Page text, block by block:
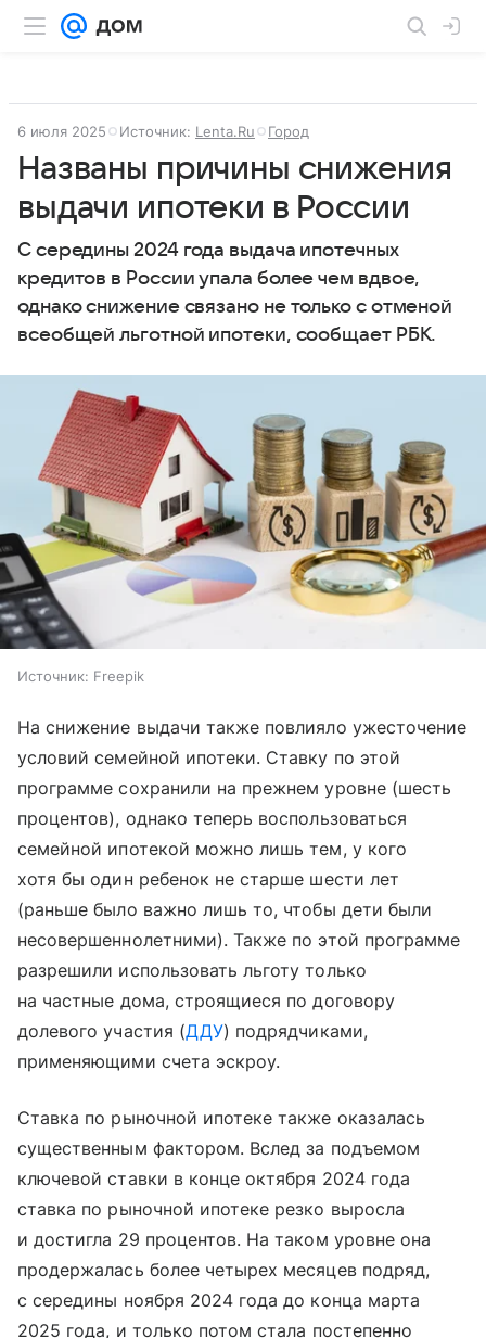
6 июля 2025 Источник: Lenta.Ru Город
Названы причины снижения
выдачи ипотеки в России
С середины 2024 года выдача ипотечных
кредитов в России упала более чем вдвое,
однако снижение связано не только с отменой
всеобщей льготной ипотеки, сообщает РБК.
Источник: Freepik
На снижение выдачи также повлияло ужесточение
условий семейной ипотеки. Ставку по этой
программе сохранили на прежнем уровне (шесть
процентов), однако теперь воспользоваться
семейной ипотекой можно лишь тем, у кого
хотя бы один ребенок не старше шести лет
(раньше было важно лишь то, чтобы дети были
несовершеннолетними). Также по этой программе
разрешили использовать льготу только
на частные дома, строящиеся по договору
долевого участия (ДДУ) подрядчиками,
применяющими счета эскроу.
Ставка по рыночной ипотеке также оказалась
существенным фактором. Вслед за подъемом
ключевой ставки в конце октября 2024 года
ставка по рыночной ипотеке резко выросла
и достигла 29 процентов. На таком уровне она
продержалась более четырех месяцев подряд,
с середины ноября 2024 года до конца марта
2025 года, и только потом стала постепенно